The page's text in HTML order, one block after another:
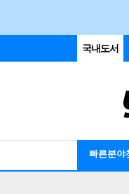
국내도서
빠른분야